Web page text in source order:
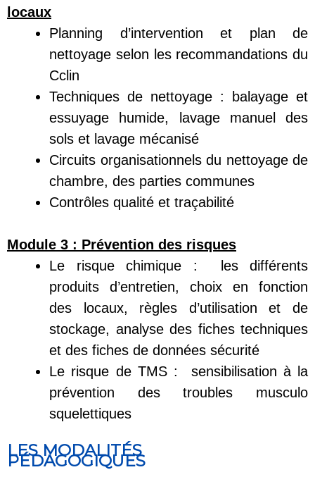
locaux
Planning d’intervention et plan de
nettoyage selon les recommandations du
Cclin
Techniques de nettoyage : balayage et
essuyage humide, lavage manuel des
sols et lavage mécanisé
Circuits organisationnels du nettoyage de
chambre, des parties communes
Contrôles qualité et traçabilité
Module 3 : Prévention des risques
Le risque chimique : les différents
produits d’entretien, choix en fonction
des locaux, règles d’utilisation et de
stockage, analyse des fiches techniques
et des fiches de données sécurité
Le risque de TMS : sensibilisation à la
prévention des troubles musculo
squelettiques
LES MODALITÉS
PÉDAGOGIQUES